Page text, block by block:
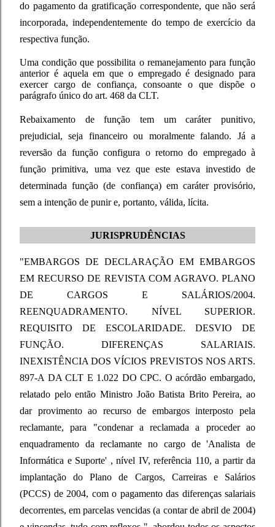
do pagamento da gratificação correspondente, que não será
incorporada, independentemente do tempo de exercício da
respectiva função.
Uma condição que possibilita o remanejamento para função
anterior é aquela em que o empregado é designado para
exercer cargo de confiança, consoante o que dispõe o
parágrafo único do art. 468 da CLT.
Rebaixamento de função tem um caráter punitivo,
prejudicial, seja financeiro ou moralmente falando. Já a
reversão da função configura o retorno do empregado à
função primitiva, uma vez que este estava investido de
determinada função (de confiança) em caráter provisório,
sem a intenção de punir e, portanto, válida, lícita.
JURISPRUDÊNCIAS
"EMBARGOS DE DECLARAÇÃO EM EMBARGOS
EM RECURSO DE REVISTA COM AGRAVO. PLANO
DE CARGOS E SALÁRIOS/2004.
REENQUADRAMENTO. NÍVEL SUPERIOR.
REQUISITO DE ESCOLARIDADE. DESVIO DE
FUNÇÃO. DIFERENÇAS SALARIAIS.
INEXISTÊNCIA DOS VÍCIOS PREVISTOS NOS ARTS.
897-A DA CLT E 1.022 DO CPC. O acórdão embargado,
relatado pelo então Ministro João Batista Brito Pereira, ao
dar provimento ao recurso de embargos interposto pela
reclamante, para "condenar a reclamada a proceder ao
enquadramento da reclamante no cargo de 'Analista de
Informática e Suporte' , nível IV, referência 110, a partir da
implantação do Plano de Cargos, Carreiras e Salários
(PCCS) de 2004, com o pagamento das diferenças salariais
decorrentes, em parcelas vencidas (a contar de abril de 2004)